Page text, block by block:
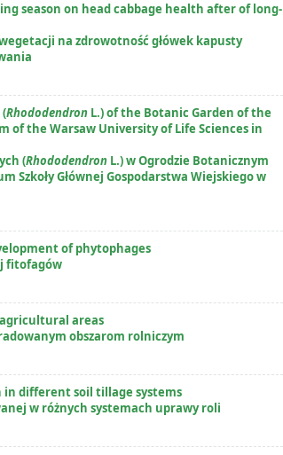
season on head cabbage health after of long-
na zdrowotność główek kapusty
Rhododendron L.) of the Botanic Garden of the
the Warsaw University of Life Sciences in
(Rhododendron L.) w Ogrodzie Botanicznym
Głównej Gospodarstwa Wiejskiego w
of phytophages
fitofagów
areas
obszarom rolniczym
different soil tillage systems
w różnych systemach uprawy roli